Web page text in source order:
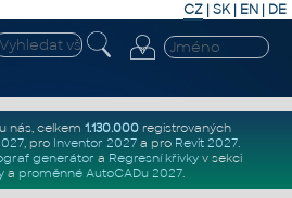
CZ | SK| EN | DE
nás, celkem 1.130.000registrovaných
, pro Inventor 2027a pro Revit 2027.
generátor a Regresní křivkyv sekci
a proměnné AutoCADu 2027.